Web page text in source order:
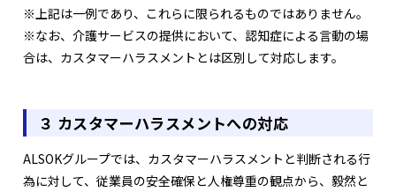
※上記は一例であり、これらに限られるものではありません。
※なお、介護サービスの提供において、認知症による言動の場
合は、カスタマーハラスメントとは区別して対応します。
３ カスタマーハラスメントへの対応
ALSOKグループでは、カスタマーハラスメントと判断される行
為に対して、従業員の安全確保と人権尊重の観点から、毅然と